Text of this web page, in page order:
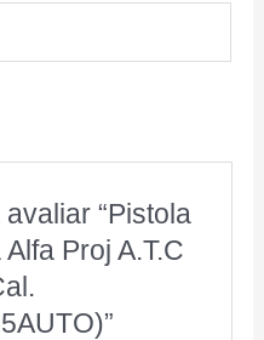
“Pistola
Proj A.T.C